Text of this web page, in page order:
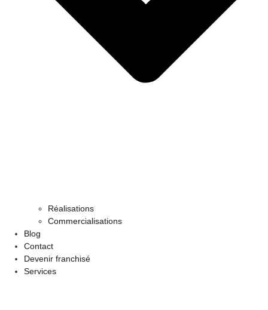
Réalisations
Commercialisations
Blog
Contact
Devenir franchisé
Services